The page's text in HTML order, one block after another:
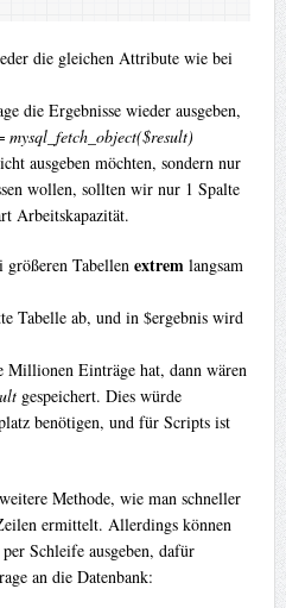
die gleichen Attribute wie bei
die Ergebnisse wieder ausgeben,
mysql_fetch_object($result)
ausgeben möchten, sondern nur
wollen, sollten wir nur 1 Spalte
Arbeitskapazität.
Tabellen extrem langsam
Tabelle ab, und in $ergebnis wird
Millionen Einträge hat, dann wären
gespeichert. Dies würde
benötigen, und für Scripts ist
Methode, wie man schneller
ermittelt. Allerdings können
Schleife ausgeben, dafür
an die Datenbank: